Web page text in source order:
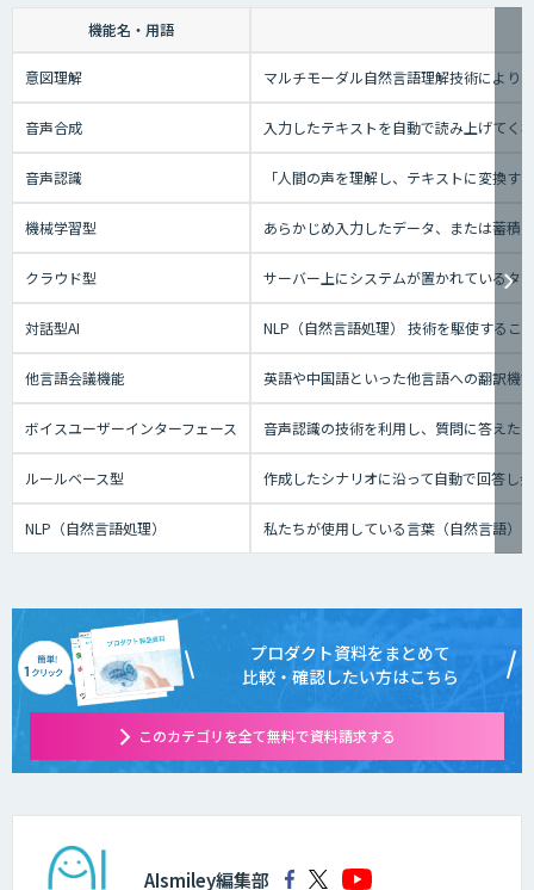
機能名・用語
意図理解 マルチモーダル自然言語理解技術により
音声合成 入力したテキストを自動で読み上げてく
音声認識 「人間の声を理解し、テキストに変換
機械学習型 あらかじめ入力したデータ、または蓄積
クラウド型 サーバー上にシステムが置かれているタ
対話型AI NLP（自然言語処理） 技術を駆使するこ
他言語会議機能 英語や中国語といった他言語への翻訳機
ボイスユーザーインターフェース 音声認識の技術を利用し、質問に答えた
ルールベース型 作成したシナリオに沿って自動で回答し
NLP（自然言語処理） 私たちが使用している言葉（自然言語）
プロダクト資料をまとめて
比較・確認したい方はこちら
このカテゴリを全て無料で資料請求する
AIsmiley編集部